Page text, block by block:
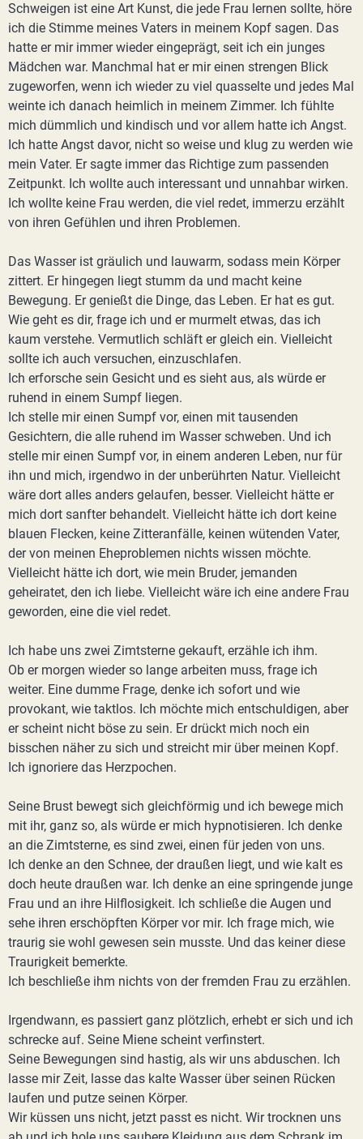
Schweigen ist eine Art Kunst, die jede Frau lernen sollte, höre
ich die Stimme meines Vaters in meinem Kopf sagen. Das
hatte er mir immer wieder eingeprägt, seit ich ein junges
Mädchen war. Manchmal hat er mir einen strengen Blick
zugeworfen, wenn ich wieder zu viel quasselte und jedes Mal
weinte ich danach heimlich in meinem Zimmer. Ich fühlte
mich dümmlich und kindisch und vor allem hatte ich Angst.
Ich hatte Angst davor, nicht so weise und klug zu werden wie
mein Vater. Er sagte immer das Richtige zum passenden
Zeitpunkt. Ich wollte auch interessant und unnahbar wirken.
Ich wollte keine Frau werden, die viel redet, immerzu erzählt
von ihren Gefühlen und ihren Problemen.
Das Wasser ist gräulich und lauwarm, sodass mein Körper
zittert. Er hingegen liegt stumm da und macht keine
Bewegung. Er genießt die Dinge, das Leben. Er hat es gut.
Wie geht es dir, frage ich und er murmelt etwas, das ich
kaum verstehe. Vermutlich schläft er gleich ein. Vielleicht
sollte ich auch versuchen, einzuschlafen.
Ich erforsche sein Gesicht und es sieht aus, als würde er
ruhend in einem Sumpf liegen.
Ich stelle mir einen Sumpf vor, einen mit tausenden
Gesichtern, die alle ruhend im Wasser schweben. Und ich
stelle mir einen Sumpf vor, in einem anderen Leben, nur für
ihn und mich, irgendwo in der unberührten Natur. Vielleicht
wäre dort alles anders gelaufen, besser. Vielleicht hätte er
mich dort sanfter behandelt. Vielleicht hätte ich dort keine
blauen Flecken, keine Zitteranfälle, keinen wütenden Vater,
der von meinen Eheproblemen nichts wissen möchte.
Vielleicht hätte ich dort, wie mein Bruder, jemanden
geheiratet, den ich liebe. Vielleicht wäre ich eine andere Frau
geworden, eine die viel redet.
Ich habe uns zwei Zimtsterne gekauft, erzähle ich ihm.
Ob er morgen wieder so lange arbeiten muss, frage ich
weiter. Eine dumme Frage, denke ich sofort und wie
provokant, wie taktlos. Ich möchte mich entschuldigen, aber
er scheint nicht böse zu sein. Er drückt mich noch ein
bisschen näher zu sich und streicht mir über meinen Kopf.
Ich ignoriere das Herzpochen.
Seine Brust bewegt sich gleichförmig und ich bewege mich
mit ihr, ganz so, als würde er mich hypnotisieren. Ich denke
an die Zimtsterne, es sind zwei, einen für jeden von uns.
Ich denke an den Schnee, der draußen liegt, und wie kalt es
doch heute draußen war. Ich denke an eine springende junge
Frau und an ihre Hilflosigkeit. Ich schließe die Augen und
sehe ihren erschöpften Körper vor mir. Ich frage mich, wie
traurig sie wohl gewesen sein musste. Und das keiner diese
Traurigkeit bemerkte.
Ich beschließe ihm nichts von der fremden Frau zu erzählen.
Irgendwann, es passiert ganz plötzlich, erhebt er sich und ich
schrecke auf. Seine Miene scheint verfinstert.
Seine Bewegungen sind hastig, als wir uns abduschen. Ich
lasse mir Zeit, lasse das kalte Wasser über seinen Rücken
laufen und putze seinen Körper.
Wir küssen uns nicht, jetzt passt es nicht. Wir trocknen uns